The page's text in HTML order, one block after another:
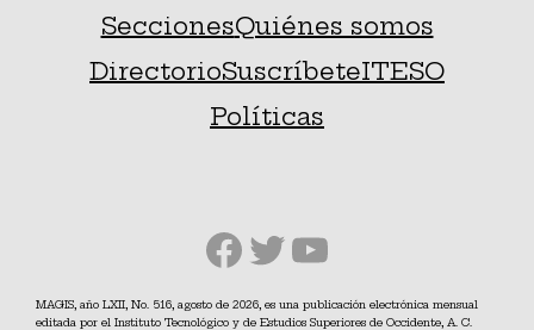
SeccionesQuiénes somos
DirectorioSuscríbeteITESO
Políticas
Facebook
Twitter
YouTube
MAGIS, año LXII, No. 516, agosto de 2026, es una publicación electrónica mensual
editada por el Instituto Tecnológico y de Estudios Superiores de Occidente, A. C.